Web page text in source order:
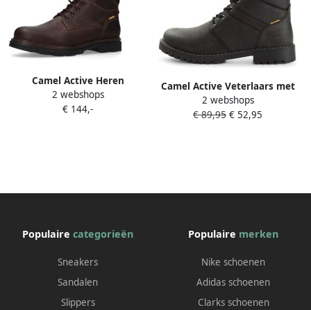
Camel Active Heren
Winterlaarzen donkerbruin
2 webshops
€ 144,-
Camel Active Veterlaars met
rits aan de zijkant Maat
menswear-41 Zwart
2 webshops
€ 89,95 € 52,95
Populaire categorieën
Sneakers
Sandalen
Slippers
Populaire merken
Nike schoenen
Adidas schoenen
Clarks schoenen